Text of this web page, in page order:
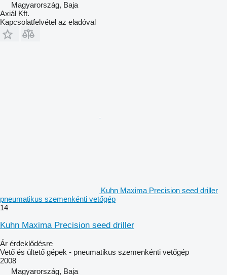
Magyarország, Baja
Axiál Kft.
Kapcsolatfelvétel az eladóval
Kuhn Maxima Precision seed driller
pneumatikus szemenkénti vetőgép
14
Kuhn Maxima Precision seed driller
Ár érdeklődésre
Vető és ültető gépek - pneumatikus szemenkénti vetőgép
2008
Magyarország, Baja